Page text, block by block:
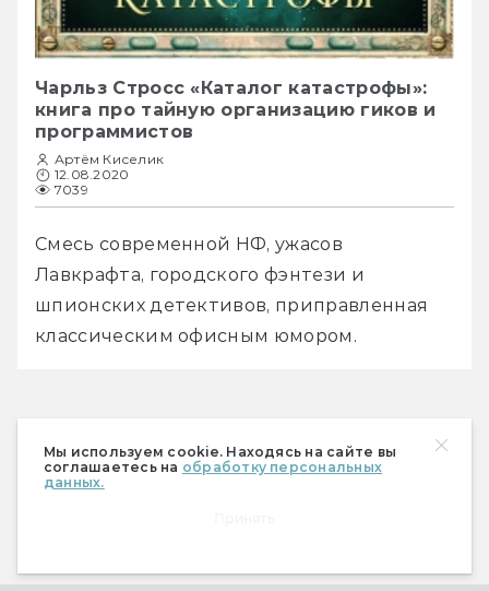
Мы используем cookie. Находясь на сайте вы
соглашаетесь на обработку персональных
данных.
Чарльз Стросс «Каталог катастрофы»:
книга про тайную организацию гиков и
программистов
Артём Киселик
12.08.2020
7039
Смесь современной НФ, ужасов
Лавкрафта, городского фэнтези и
шпионских детективов, приправленная
классическим офисным юмором.